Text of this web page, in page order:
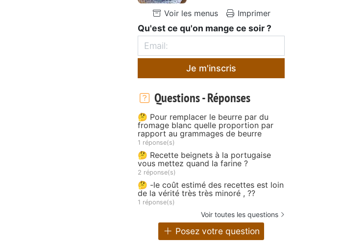
Voir les menus Imprimer
Qu'est ce qu'on mange ce soir ?
Je m'inscris
Questions - Réponses
🤔 Pour remplacer le beurre par du
fromage blanc quelle proportion par
rapport au grammages de beurre
1 réponse(s)
🤔 Recette beignets à la portugaise
vous mettez quand la farine ?
2 réponse(s)
🤔 -le coût estimé des recettes est loin
de la vérité très très minoré , ??
1 réponse(s)
Voir toutes les questions
Posez votre question